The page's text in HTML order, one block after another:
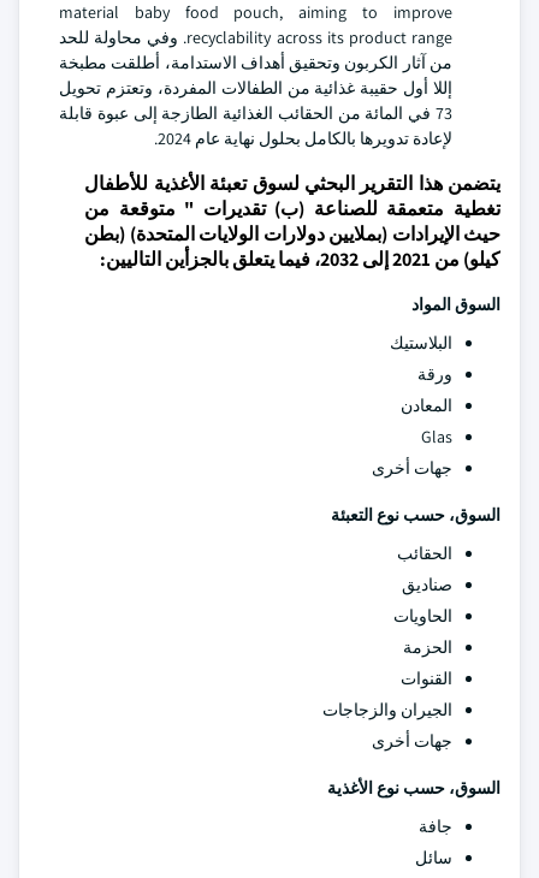
material baby food pouch, aiming to improve
recyclability across its product range. وفي محاولة للحد
من آثار الكربون وتحقيق أهداف الاستدامة، أطلقت مطبخة
إللا أول حقيبة غذائية من الطفالات المفردة، وتعتزم تحويل
73 في المائة من الحقائب الغذائية الطازجة إلى عبوة قابلة
لإعادة تدويرها بالكامل بحلول نهاية عام 2024.
يتضمن هذا التقرير البحثي لسوق تعبئة الأغذية للأطفال
تغطية متعمقة للصناعة (ب) تقديرات " متوقعة من
حيث الإيرادات (بملايين دولارات الولايات المتحدة) (بطن
كيلو) من 2021 إلى 2032، فيما يتعلق بالجزأين التاليين:
السوقالمواد
البلاستيك
ورقة
المعادن
Glas
جهات أخرى
السوق، حسب نوع التعبئة
الحقائب
صناديق
الحاويات
الحزمة
القنوات
الجيران والزجاجات
جهات أخرى
السوق، حسب نوع الأغذية
جافة
سائل